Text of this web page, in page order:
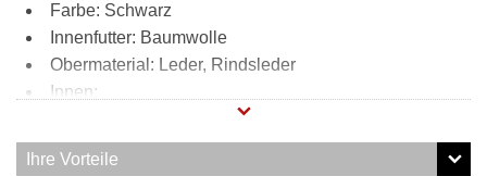
Farbe: Schwarz
Innenfutter: Baumwolle
Obermaterial: Leder, Rindsleder
Innen:
2 Stiftschlaufen
Ihre Vorteile